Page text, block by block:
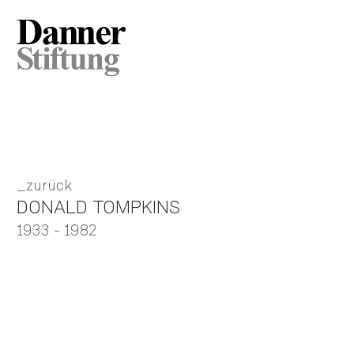
zurück
DONALD TOMPKINS
1933 - 1982